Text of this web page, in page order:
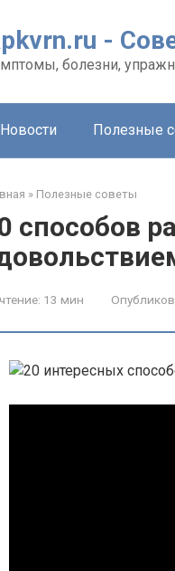
-
болезни,
Новости Полезные
» Полезные советы
способов
13 мин